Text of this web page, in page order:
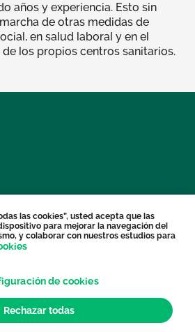
años y experiencia. Esto sin
de otras medidas de
en salud laboral y en el
los propios centros sanitarios.
las cookies”, usted acepta que las
para mejorar la navegación del
y colaborar con nuestros estudios para
de cookies
Rechazar todas